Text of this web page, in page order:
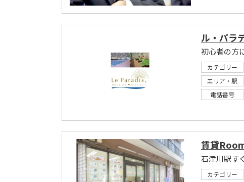
ル・パラ
カテゴリー
エリア・駅
電話番号
賃貸
石津川駅す
カテゴリー